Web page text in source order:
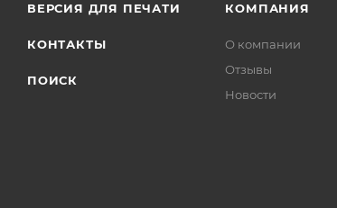
ВЕРСИЯ ДЛЯ ПЕЧАТИ
КОНТАКТЫ
ПОИСК
КОМПАНИЯ
О компании
Отзывы
Новости